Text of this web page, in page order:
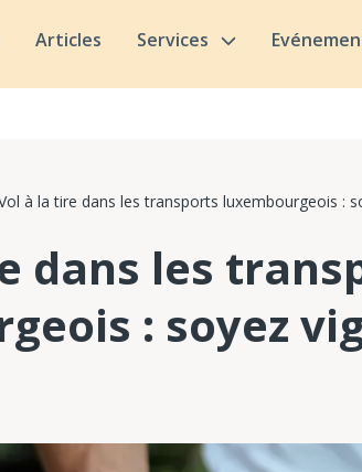
Articles Services
à la tire dans les transports luxembourgeois :
dans les
: soyez